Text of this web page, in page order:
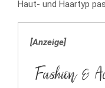
Haut- und Haartyp
[Anzeige]
Fashion &